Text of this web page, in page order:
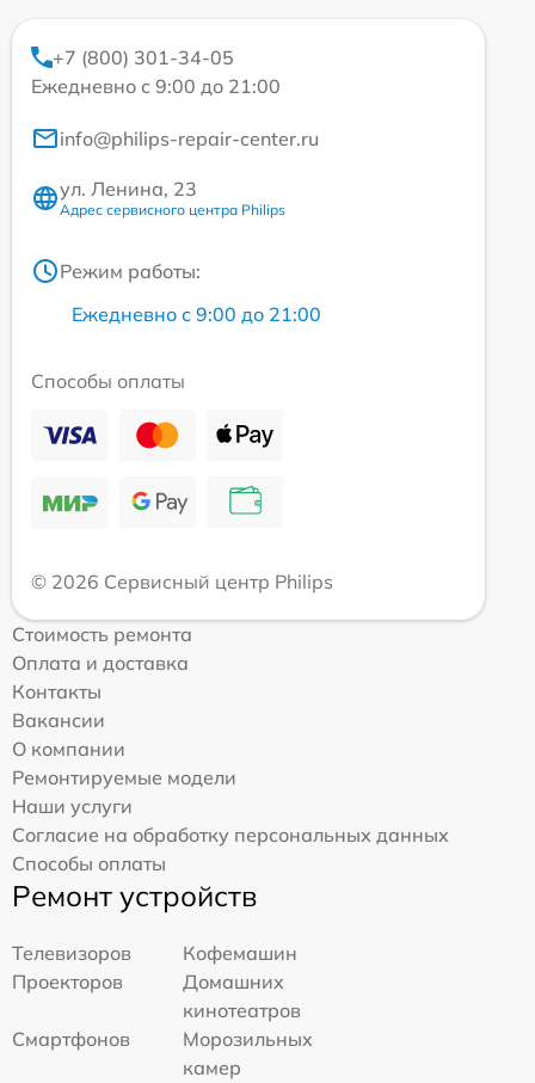
+7 (800) 301-34-05
Ежедневно с 9:00 до 21:00
info@philips-repair-center.ru
ул. Ленина, 23
Адрес сервисного центра Philips
Режим работы:
Ежедневно с 9:00 до 21:00
Способы оплаты
© 2026 Сервисный центр Philips
Стоимость ремонта
Оплата и доставка
Контакты
Вакансии
О компании
Ремонтируемые модели
Наши услуги
Согласие на обработку персональных данных
Способы оплаты
Ремонт устройств
Телевизоров
Кофемашин
Проекторов
Домашних
кинотеатров
Смартфонов
Морозильных
камер